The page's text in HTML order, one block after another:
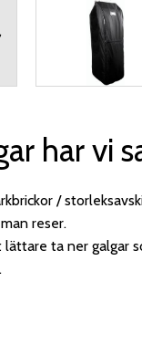
har vi
/
reser.
ta ner galgar